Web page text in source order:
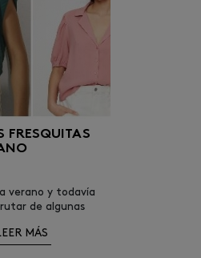
FRESQUITAS
verano y todavía
de algunas
MÁS